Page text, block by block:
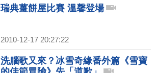
瑞典薑餅屋比賽 溫馨登場
2010-12-17 20:27:22
洗腦歌又來？冰雪奇緣番外篇《雪寶